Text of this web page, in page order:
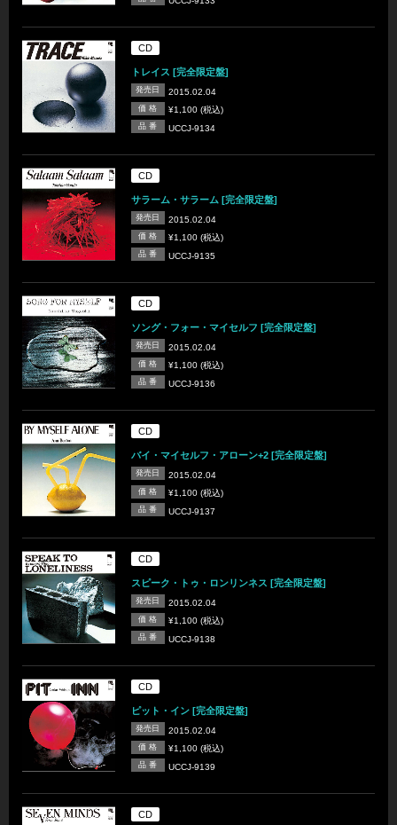
CD
トレイス [完全限定盤]
発売日 2015.02.04
価 格 ¥1,100 (税込)
品 番 UCCJ-9134
CD
サラーム・サラーム [完全限定盤]
発売日 2015.02.04
価 格 ¥1,100 (税込)
品 番 UCCJ-9135
CD
ソング・フォー・マイセルフ [完全限定盤]
発売日 2015.02.04
価 格 ¥1,100 (税込)
品 番 UCCJ-9136
CD
バイ・マイセルフ・アローン+2 [完全限定盤]
発売日 2015.02.04
価 格 ¥1,100 (税込)
品 番 UCCJ-9137
CD
スピーク・トゥ・ロンリンネス [完全限定盤]
発売日 2015.02.04
価 格 ¥1,100 (税込)
品 番 UCCJ-9138
CD
ピット・イン [完全限定盤]
発売日 2015.02.04
価 格 ¥1,100 (税込)
品 番 UCCJ-9139
CD